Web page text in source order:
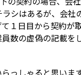
シはあるが、会
１日目から契約が
数の虚偽の記載
っしゃると思い